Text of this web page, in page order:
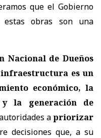
que el Gobierno
estas obras son una
Nacional de Dueños
es un
económico, la
la generación de
apriorizar
decisiones que, a su